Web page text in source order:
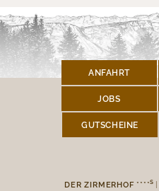
ANFAHRT
JOBS
GUTSCHEINE
DER ZIRMERHOF ****S |